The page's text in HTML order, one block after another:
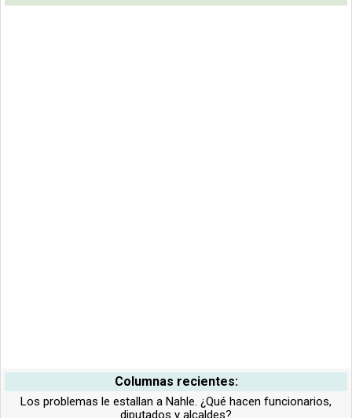
Columnas recientes:
Los problemas le estallan a Nahle. ¿Qué hacen funcionarios,
diputados y alcaldes?